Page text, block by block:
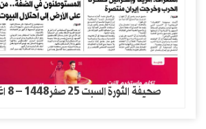
صحيفة الثورة السبت 25 صفر1448 – 8 اغسطس 2026